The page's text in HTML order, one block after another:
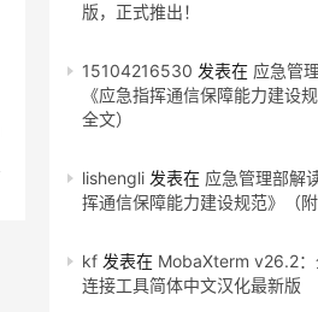
版，正式推出！
15104216530 发表在 应急管
《应急指挥通信保障能力建设
全文）
lishengli 发表在 应急管理部解
挥通信保障能力建设规范》（附
kf 发表在 MobaXterm v26.2
连接工具简体中文汉化最新版